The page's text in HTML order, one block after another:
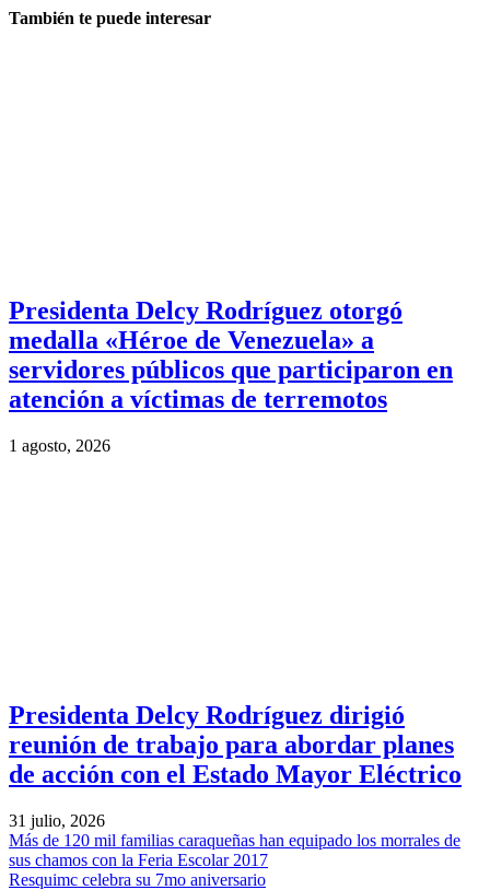
También te puede interesar
Presidenta Delcy Rodríguez otorgó
medalla «Héroe de Venezuela» a
servidores públicos que participaron en
atención a víctimas de terremotos
1 agosto, 2026
Presidenta Delcy Rodríguez dirigió
reunión de trabajo para abordar planes
de acción con el Estado Mayor Eléctrico
31 julio, 2026
Más de 120 mil familias caraqueñas han equipado los morrales de
sus chamos con la Feria Escolar 2017
Resquimc celebra su 7mo aniversario